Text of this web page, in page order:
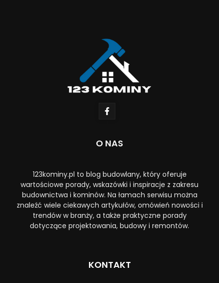
O NAS
123kominy.pl to blog budowlany, który oferuje
wartościowe porady, wskazówki i inspiracje z zakresu
budownictwa i kominów. Na łamach serwisu można
znaleźć wiele ciekawych artykułów, omówień nowości i
trendów w branży, a także praktyczne porady
dotyczące projektowania, budowy i remontów.
KONTAKT